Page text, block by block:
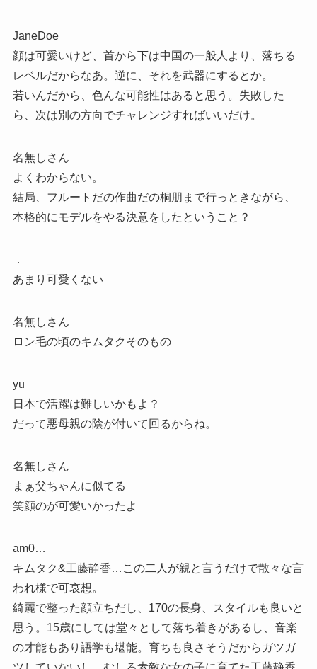
JaneDoe
顔は可愛いけど、首から下は中国の一般人より、落ちる
レベルだからなあ。逆に、それを武器にするとか。
若いんだから、色んな可能性はあると思う。失敗した
ら、次は別の方向でチャレンジすればいいだけ。
名無しさん
よくわからない。
結局、フルートだの作曲だの桐朋まで行っときながら、
本格的にモデルをやる決意をしたということ？
．
あまり可愛くない
名無しさん
ロン毛の頃のキムタクそのもの
yu
日本で活躍は難しいかもよ？
だって悪母親の陰が付いて回るからね。
名無しさん
まぁ父ちゃんに似てる
笑顔のが可愛いかったよ
am0…
キムタク&工藤静香…この二人が親と言うだけで散々な言
われ様で可哀想。
綺麗で整った顔立ちだし、170の長身、スタイルも良いと
思う。15歳にしては堂々として落ち着きがあるし、音楽
の才能もあり語学も堪能。育ちも良さそうだからガツガ